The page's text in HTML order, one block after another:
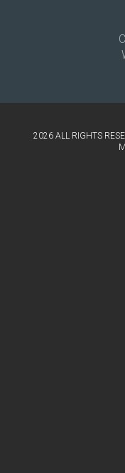
2026 ALL RIGHTS